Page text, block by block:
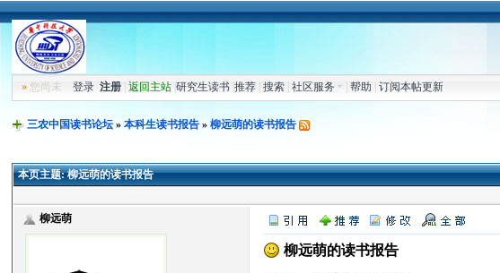
» 您尚未登录 注册 |返回主站 |研究生读书 |推荐 |搜索 |社区服务 |帮助 |订阅本帖更新
三农中国读书论坛»本科生读书报告 »柳远萌的读书报告
本页主题:柳远萌的读书报告
柳远萌
柳远萌的读书报告